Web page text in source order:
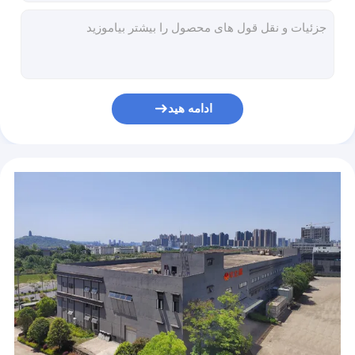
INR 18650 2600mah باتری لیتیومی قابل شارژ 3.6 ولتی برای ماشین الکتریکی
باتری با عمر طولانی Lifepo4 سلول 4000 میلی آمپر ساعت 26650 باتری قابل شارژ 3.2 ولت Lifepo4
ادامه هید